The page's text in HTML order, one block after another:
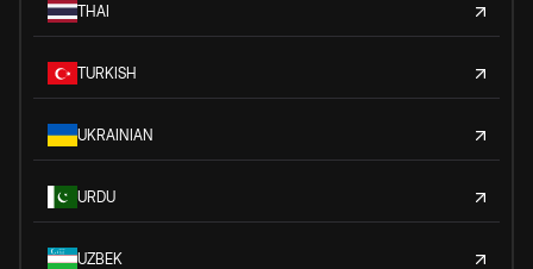
THAI
TURKISH
UKRAINIAN
URDU
UZBEK